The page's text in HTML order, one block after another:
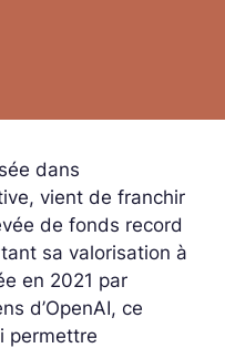
dans
vient de franchir
de fonds record
sa valorisation à
en 2021 par
d’OpenAI, ce
permettre